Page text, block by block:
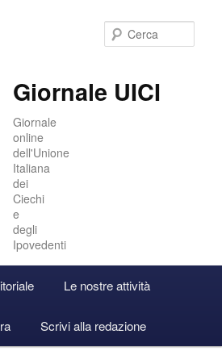
Giornale UICI
Giornale
online
dell'Unione
Italiana
dei
Ciechi
e
degli
Ipovedenti
Le nostre attività
Scrivi alla redazione